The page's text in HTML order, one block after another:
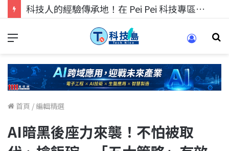
科技人的經驗傳承地！在 Pei Pei 科技專區，與學弟妹交流最硬核的技術
首頁 / 編輯精選
AI暗黑後座力來襲！不怕被取